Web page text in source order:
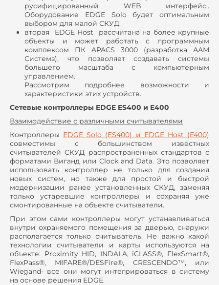
русифицированный WEB интерфейс,.
Оборудование EDGE Solo будет оптимальным
выбором для малой СКУД.
вторая EDGE Host рассчитана на более крупные
объекты и может работать с программным
комплексом ПК APACS 3000 (разработка ААМ
Системз), что позволяет создавать системы
большего масштаба с компьютерным
управлением.
Рассмотрим подробнее возможности и
характеристики этих устройств.
Сетевые контроллеры EDGE ES400 и E400
Взаимодействие с различными считывателями
Контроллеры EDGE Solo (ES400) и EDGE Host (E400)
совместимы с большинством известных
считывателей СКУД распространенных стандартов с
форматами Виганд или Clock and Data. Это позволяет
использовать контроллер не только для создания
новых систем, но также для простой и быстрой
модернизации ранее установленных СКУД, заменяя
только устаревшие контроллеры и сохраняя уже
смонтированные на объекте считыватели.
При этом сами контроллеры могут устанавливаться
внутри охраняемого помещения за дверью, снаружи
располагается только считыватель. Не важно какой
технологии считыватели и карты используются на
объекте: Proximity HID, INDALA, iCLASS®, FlexSmart®,
FlexPass®, MIFARE®/DESFire®, CRESCENDO™, или
Wiegand- все они могут интегрироваться в систему
на основе решения EDGE.